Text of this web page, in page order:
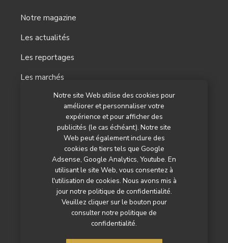
Notre site Web utilise des cookies pour
améliorer et personnaliser votre
expérience et pour afficher des
publicités (le cas échéant). Notre site
Web peut également inclure des
cookies de tiers tels que Google
Adsense, Google Analytics, Youtube. En
utilisant le site Web, vous consentez à
l'utilisation de cookies. Nous avons mis à
jour notre politique de confidentialité.
Veuillez cliquer sur le bouton pour
consulter notre politique de
confidentialité.
Notre magazine
Les actualités
Les reportages
Les marchés
Nos autres titres
Qui sommes-nous ?
Contactez-nous
Mentions légales
Politique de confidentialité